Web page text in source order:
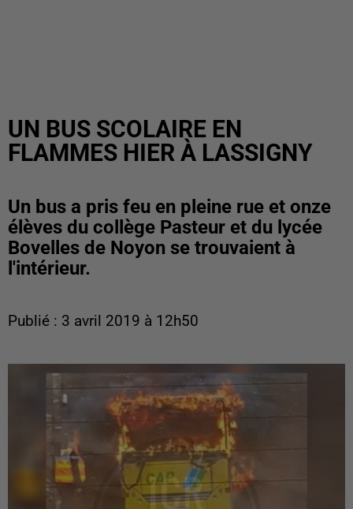
UN BUS SCOLAIRE EN
FLAMMES HIER À LASSIGNY
Un bus a pris feu en pleine rue et onze
élèves du collège Pasteur et du lycée
Bovelles de Noyon se trouvaient à
l'intérieur.
Publié : 3 avril 2019 à 12h50